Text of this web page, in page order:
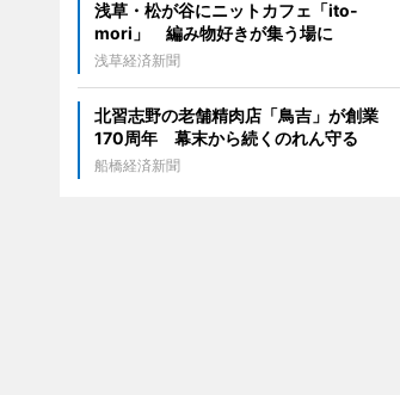
浅草・松が谷にニットカフェ「ito-
mori」 編み物好きが集う場に
浅草経済新聞
北習志野の老舗精肉店「鳥吉」が創業
170周年 幕末から続くのれん守る
船橋経済新聞